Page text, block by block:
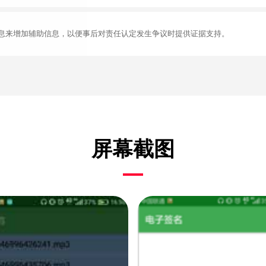
增加辅助信息，以便事后对责任认定发生争议时提供证据支持。
屏幕截图